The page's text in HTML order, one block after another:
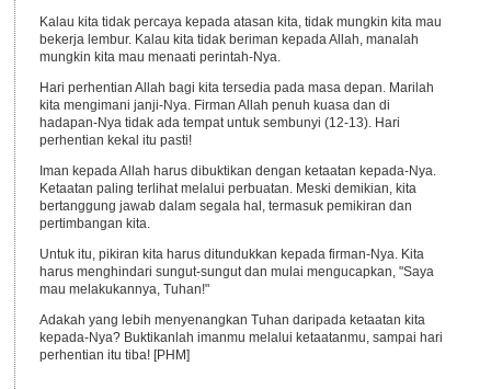
Kalau kita tidak percaya kepada atasan kita, tidak mungkin kita mau
bekerja lembur. Kalau kita tidak beriman kepada Allah, manalah
mungkin kita mau menaati perintah-Nya.
Hari perhentian Allah bagi kita tersedia pada masa depan. Marilah
kita mengimani janji-Nya. Firman Allah penuh kuasa dan di
hadapan-Nya tidak ada tempat untuk sembunyi (12-13). Hari
perhentian kekal itu pasti!
Iman kepada Allah harus dibuktikan dengan ketaatan kepada-Nya.
Ketaatan paling terlihat melalui perbuatan. Meski demikian, kita
bertanggung jawab dalam segala hal, termasuk pemikiran dan
pertimbangan kita.
Untuk itu, pikiran kita harus ditundukkan kepada firman-Nya. Kita
harus menghindari sungut-sungut dan mulai mengucapkan, "Saya
mau melakukannya, Tuhan!"
Adakah yang lebih menyenangkan Tuhan daripada ketaatan kita
kepada-Nya? Buktikanlah imanmu melalui ketaatanmu, sampai hari
perhentian itu tiba! [PHM]